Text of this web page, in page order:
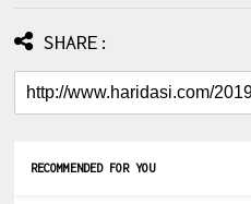
SHARE:
RECOMMENDED FOR YOU